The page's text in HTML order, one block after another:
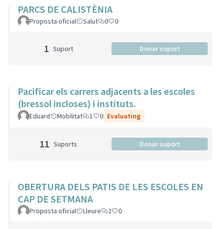
PARCS DE CALISTÈNIA
Proposta oficial Salut 0 0
1 Suport Donar suport
Pacificar els carrers adjacents a les escoles
(bressol incloses) i instituts.
Eduard Mobilitat 1 0 Evaluating
11 Suports Donar suport
OBERTURA DELS PATIS DE LES ESCOLES EN
CAP DE SETMANA
Proposta oficial Lleure 2 0